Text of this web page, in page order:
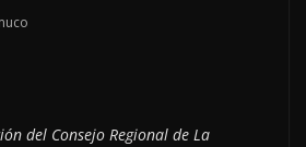
del Consejo Regional de La